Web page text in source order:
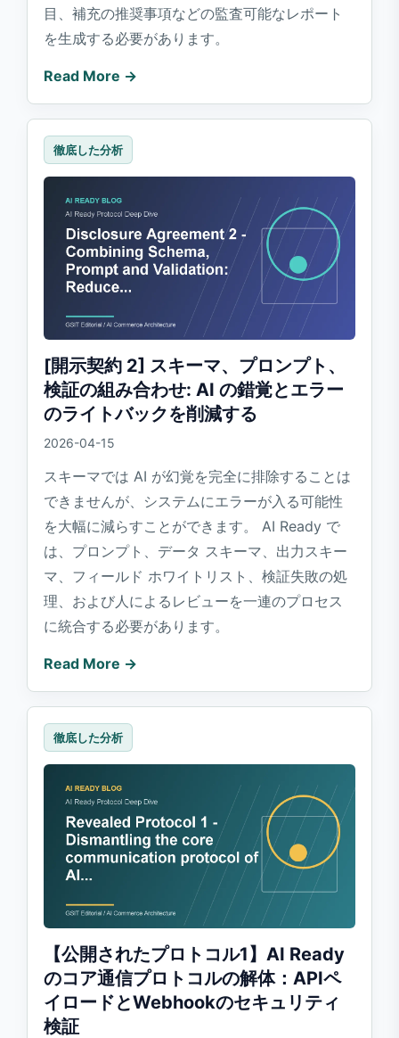
目、補充の推奨事項などの監査可能なレポート
を生成する必要があります。
Read More →
徹底した分析
[開示契約 2] スキーマ、プロンプト、
検証の組み合わせ: AI の錯覚とエラー
のライトバックを削減する
2026-04-15
スキーマでは AI が幻覚を完全に排除することは
できませんが、システムにエラーが入る可能性
を大幅に減らすことができます。 AI Ready で
は、プロンプト、データ スキーマ、出力スキー
マ、フィールド ホワイトリスト、検証失敗の処
理、および人によるレビューを一連のプロセス
に統合する必要があります。
Read More →
徹底した分析
【公開されたプロトコル1】AI Ready
のコア通信プロトコルの解体：APIペ
イロードとWebhookのセキュリティ
検証